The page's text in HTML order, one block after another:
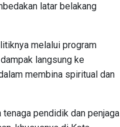
latar belakang
melalui program
langsung ke
membina spiritual dan
pendidik dan penjaga